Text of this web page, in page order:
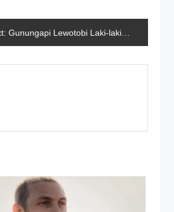
Gunungapi Lewotobi Laki-laki Erupsi 5 Kali